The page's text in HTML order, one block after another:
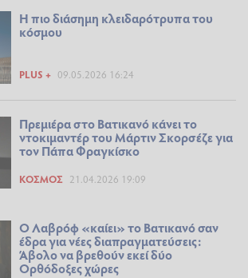
Η πιο διάσημη κλειδαρότρυπα του
κόσμου
PLUS + 09.05.2026 16:24
Πρεμιέρα στο Βατικανό κάνει το
ντοκιμαντέρ του Μάρτιν Σκορσέζε για
τον Πάπα Φραγκίσκο
ΚΌΣΜΟΣ 21.04.2026 19:09
Ο Λαβρόφ «καίει» το Βατικανό σαν
έδρα για νέες διαπραγματεύσεις:
Άβολο να βρεθούν εκεί δύο
Ορθόδοξες χώρες